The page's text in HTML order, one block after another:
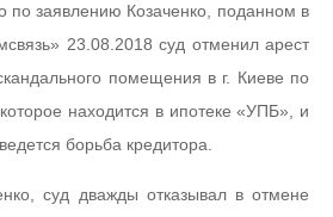
по заявлению Козаченко, поданном в
23.08.2018 суд отменил арест
помещения в г. Киеве по
находится в ипотеке «УПБ», и
борьба кредитора.
суд дважды отказывал в отмене